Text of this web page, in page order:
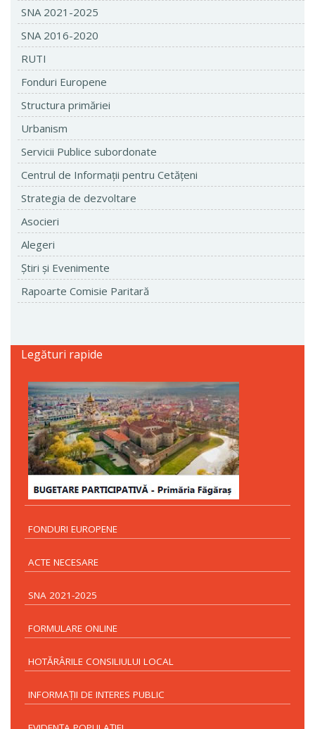
SNA 2021-2025
SNA 2016-2020
RUTI
Fonduri Europene
Structura primăriei
Urbanism
Servicii Publice subordonate
Centrul de Informaţii pentru Cetăţeni
Strategia de dezvoltare
Asocieri
Alegeri
Ştiri şi Evenimente
Rapoarte Comisie Paritară
Legături rapide
FONDURI EUROPENE
ACTE NECESARE
SNA 2021-2025
FORMULARE ONLINE
HOTĂRÂRILE CONSILIULUI LOCAL
INFORMAŢII DE INTERES PUBLIC